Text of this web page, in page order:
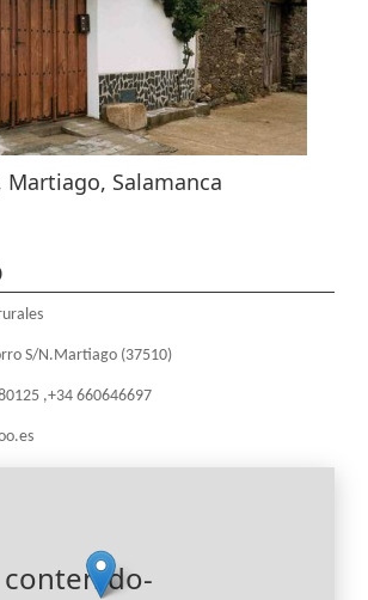
Martiago, Salamanca
S/N.Martiago (37510)
,+34 660646697